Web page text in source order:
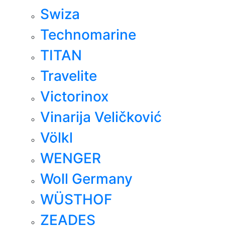
Swiza
Technomarine
TITAN
Travelite
Victorinox
Vinarija Veličković
Völkl
WENGER
Woll Germany
WÜSTHOF
ZEADES